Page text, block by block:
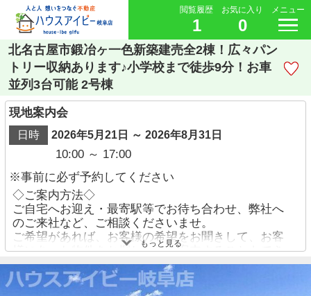
閲覧履歴
1
お気に入り
0
メニュー
北名古屋市鍛冶ヶ一色新築建売全2棟！広々パン
トリー収納あります♪小学校まで徒歩9分！お車
並列3台可能 2号棟
現地案内会
日時 2026年5月21日 ～ 2026年8月31日
10:00 ～ 17:00
※事前に必ず予約してください
◇ご案内方法◇
ご自宅へお迎え・最寄駅等でお待ち合わせ、弊社へ
のご来社など、ご相談くださいませ。
ご希望があれば、お客様の希望をお聞きして、お客
様にあった物件をお探ししてご案内することもでき
ます。
もっと見る